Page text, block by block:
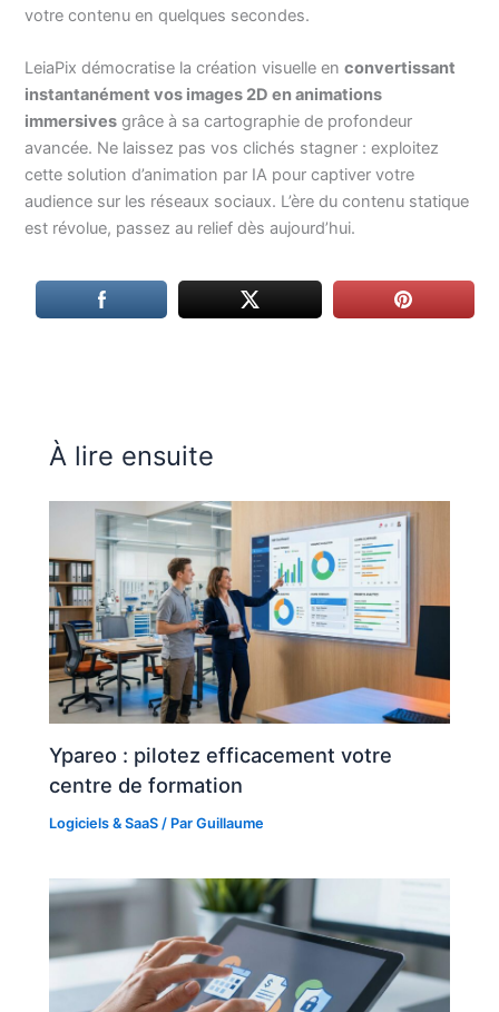
votre contenu en quelques secondes.
LeiaPix démocratise la création visuelle enconvertissant
instantanément vos images 2D en animations
immersives grâce à sa cartographie de profondeur
avancée. Ne laissez pas vos clichés stagner : exploitez
cette solution d’animation par IA pour captiver votre
audience sur les réseaux sociaux. L’ère du contenu statique
est révolue, passez au relief dès aujourd’hui.
À lire ensuite
Ypareo : pilotez efficacement votre
centre de formation
Logiciels & SaaS / ParGuillaume